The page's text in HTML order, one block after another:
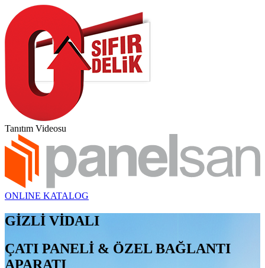
Tanıtım Videosu
ONLINE KATALOG
GİZLİ VİDALI
ÇATI PANELİ & ÖZEL BAĞLANTI
APARATI